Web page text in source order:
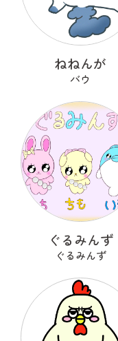
ねねんが
バウ
ぐるみんず
ぐるみんず